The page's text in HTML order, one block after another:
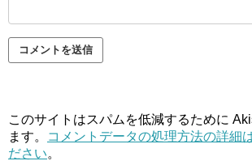
このサイトはスパムを低減するために
ます。
コメントデータの処理方法の詳細
ださい。